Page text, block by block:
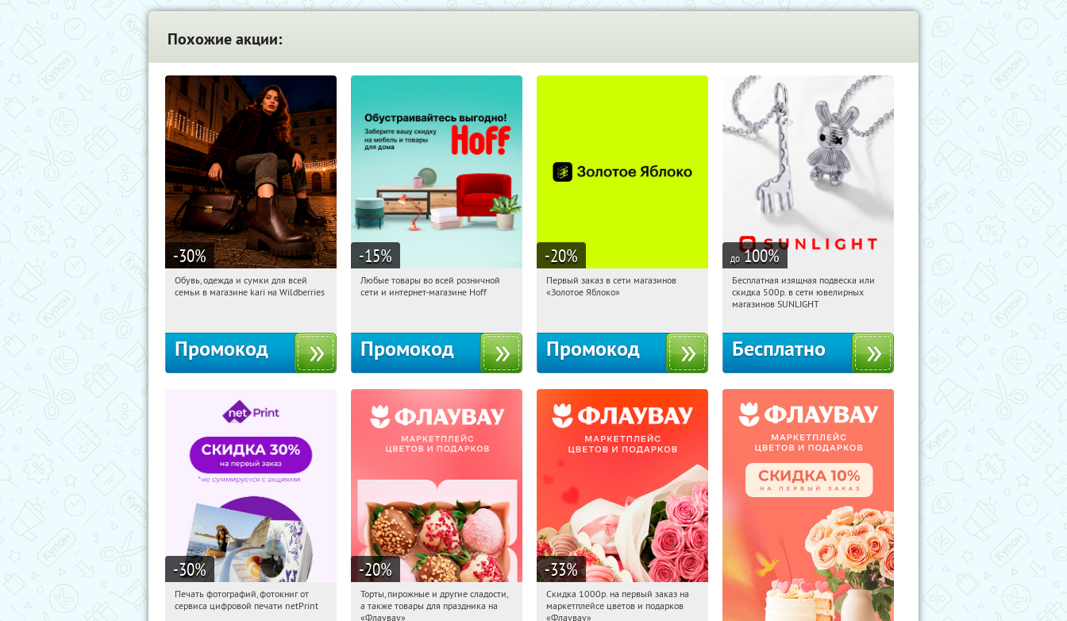
Похожие акции:
-30%
11:53:55 Получили:
Обувь, одежда и сумки для всей
семьи в магазине kari на Wildberries
Промокод
-15%
11:53:55 Получили:
Любые товары во всей розничной
сети и интернет-магазине Hoff
Промокод
-20%
11:53:55
Получи первым!
Первый заказ в сети магазинов
«Золотое Яблоко»
Промокод
до 100%
11:53:55 Получили:
Россия
Бесплатная изящная подвеска или
скидка 500р. в сети ювелирных
магазинов SUNLIGHT
Бесплатно
-30%
11:53:55 Получили:
Печать фотографий, фотокниг от
сервиса цифровой печати netPrint
-20%
11:53:55 Получили:
Россия
Торты, пирожные и другие сладости,
а также товары для праздника на
«Флаувау»
-33%
11:53:55 Получили:
Россия
Скидка 1000р. на первый заказ на
маркетплейсе цветов и подарков
«Флаувау»